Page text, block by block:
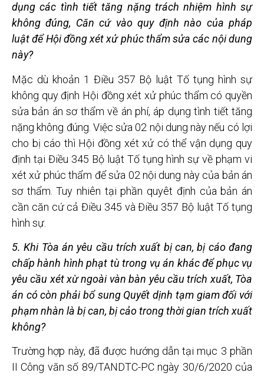
dụng các tình tiết tăng nặng trách nhiệm hình sự
không đúng, Căn cứ vào quy định nào của pháp
luậtđể Hội đồng xét xử phúc thẩm sửa các nội dung
này?
Mặc dù khoản 1 Điều 357 Bộ luật Tố tụng hình sự
không quy định Hội đồng xét xử phúc thẩm có quyền
sửa bản án sơ thẩm về án phí, áp dụng tình tiết tăng
nặng không đúng. Việc sửa 02 nội dung này nếu có lợi
cho bị cáo thì Hội đồng xét xử có thể vận dụng quy
định tại Điều 345 Bộ luật Tố tụng hình sự về phạm vi
xét xử phúc thẩm để sửa 02 nội dung này của bản án
sơ thẩm. Tuy nhiên tại phần quyêt định của bản án
cần căn cứ cả Điều 345 và Điều 357 Bộ luật Tố tụng
hình sự.
5. Khi Tòa án yêu cầu trích xuất bị can, bị cáo đang
chấp hành hình phạt tù trong vụ án khác để phục vụ
yêu cầu xét xừ ngoài vàn bàn yêu cầu trích xuất, Tòa
án có còn phải bổ sung Quyết dịnh tạm giam đối với
phạm nhàn là bị can, bị cảo trong thời gian trích xuất
không?
Trường hợp này, đã được hướng dẫn tại mục 3 phần
II Công văn số 89/TANDTC-PC ngày 30/6/2020 của